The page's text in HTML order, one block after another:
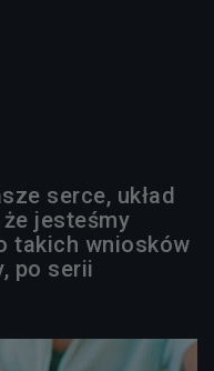
serce, układ
jesteśmy
takich wniosków
po serii